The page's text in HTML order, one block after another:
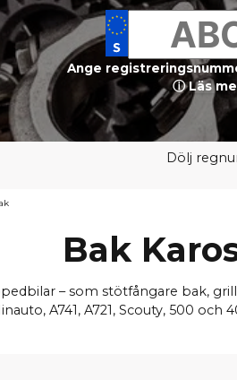
Ange
ⓘ Läs
Dölj
Bak
– som stötfångare bak,
A741, A721, Scouty, 500